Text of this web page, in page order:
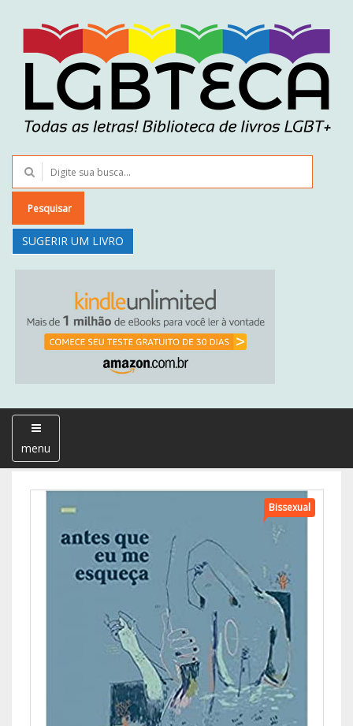
Pesquisar
SUGERIR UM LIVRO
menu
Bissexual